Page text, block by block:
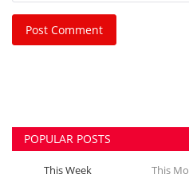
Post Comment
POPULAR POSTS
This Week This